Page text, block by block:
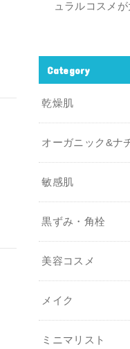
ュラルコスメが
Category
乾燥肌
オーガニック&ナ
敏感肌
黒ずみ・角栓
美容コスメ
メイク
ミニマリスト